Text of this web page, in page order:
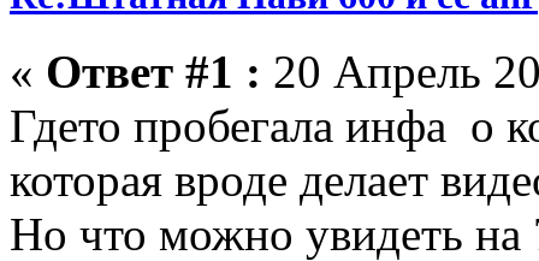
« Ответ #1 : 20 Апрель
Гдето пробегала инфа о
которая вроде делает
Но что можно увидеть